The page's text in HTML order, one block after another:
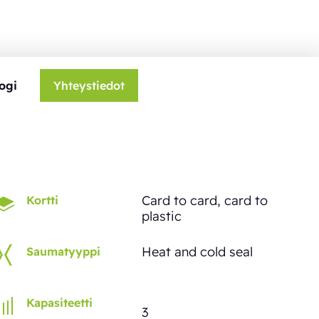
Yhteystiedot
Kortti
Card to card, card to
plastic
Saumatyyppi Heat and cold seal
Kapasiteetti
3